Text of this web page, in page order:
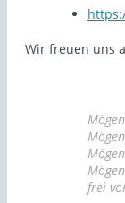
Wir freuen uns
frei